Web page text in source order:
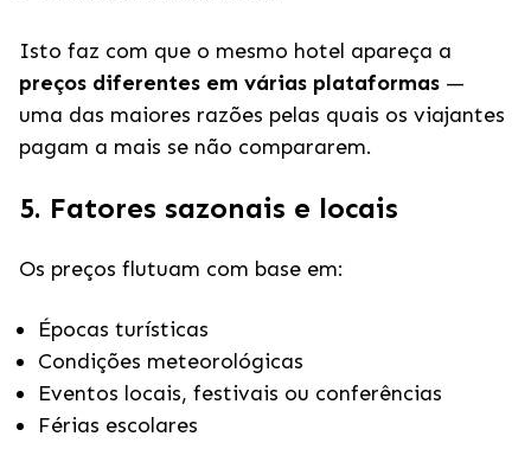
Isto faz com que o mesmo hotel apareça a
preços diferentes em várias plataformas —
uma das maiores razões pelas quais os viajantes
pagam a mais se não compararem.
5. Fatores sazonais e locais
Os preços flutuam com base em:
Épocas turísticas
Condições meteorológicas
Eventos locais, festivais ou conferências
Férias escolares